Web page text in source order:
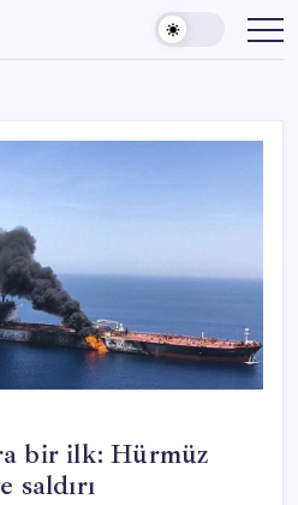
bir ilk: Hürmüz
saldırı